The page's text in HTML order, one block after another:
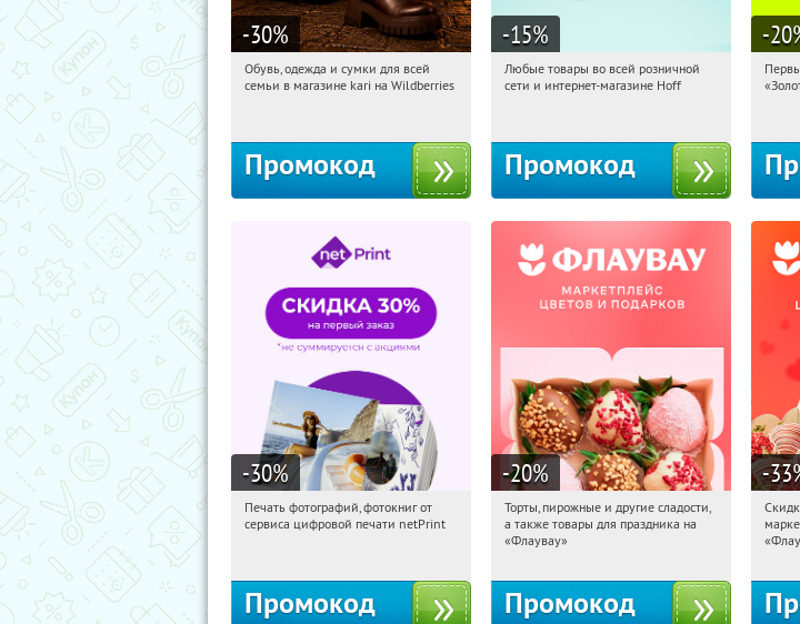
-30%
00:54:10
Получи первым!
Обувь, одежда и сумки для всей
семьи в магазине kari на Wildberries
Промокод
-15%
00:54:10 Получили:
Любые товары во всей розничной
сети и интернет-магазине Hoff
Промокод
-20
-30%
00:54:10 Получили:
Печать фотографий, фотокниг от
сервиса цифровой печати netPrint
Промокод
-20%
00:54:10 Получили:
Россия
Торты, пирожные и другие сладости,
а также товары для праздника на
«Флаувау»
Промокод
-33